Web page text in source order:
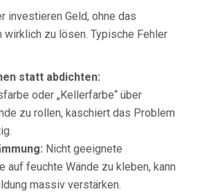
investieren Geld, ohne das
wirklich zu lösen. Typische Fehler
statt abdichten:
oder „Kellerfarbe“ über
zu rollen, kaschiert das Problem
Nicht geeignete
auf feuchte Wände zu kleben, kann
massiv verstärken.